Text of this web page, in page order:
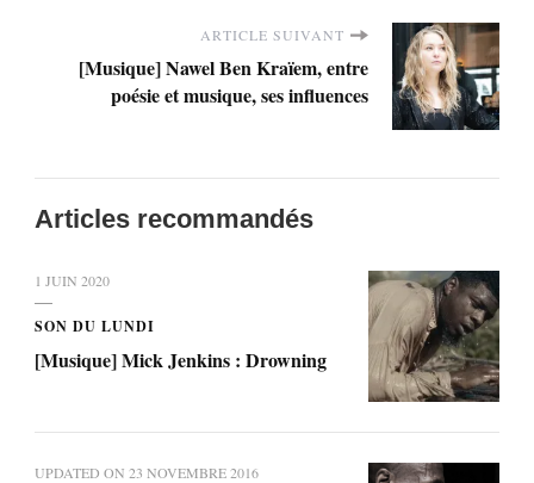
ARTICLE SUIVANT
[Musique] Nawel Ben Kraïem, entre
poésie et musique, ses influences
Articles recommandés
1 JUIN 2020
SON DU LUNDI
[Musique] Mick Jenkins : Drowning
UPDATED ON 23 NOVEMBRE 2016